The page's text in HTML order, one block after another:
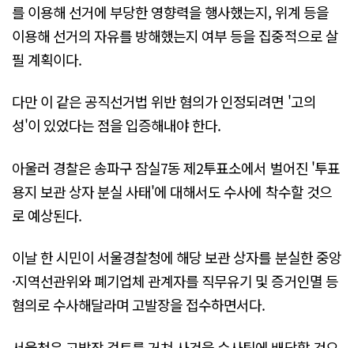
를 이용해 선거에 부당한 영향력을 행사했는지, 위계 등을
이용해 선거의 자유를 방해했는지 여부 등을 집중적으로 살
필 계획이다.
다만 이 같은 공직선거법 위반 혐의가 인정되려면 '고의
성'이 있었다는 점을 입증해내야 한다.
아울러 경찰은 송파구 잠실7동 제2투표소에서 벌어진 '투표
용지 보관 상자 분실 사태'에 대해서도 수사에 착수할 것으
로 예상된다.
이날 한 시민이 서울경찰청에 해당 보관 상자를 분실한 중앙
·지역선관위와 폐기업체 관계자를 직무유기 및 증거인멸 등
혐의로 수사해달라며 고발장을 접수하면서다.